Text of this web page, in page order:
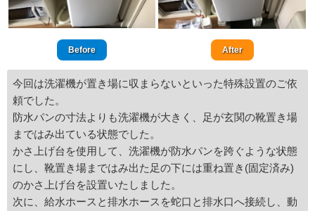
Before After
今回は洗濯機が置き場に収まらないといった特殊設置のご依
頼でした。
防水パンの寸法よりも洗濯機が大きく、足が玄関の靴置き場
まではみ出ている状態でした。
かさ上げ台を使用して、洗濯機が防水パンを跨ぐような状態
にし、靴置き場まではみ出た足の下には重ね置き(固定済み)
のかさ上げ台を設置いたしました。
次に、給水ホースと排水ホースを蛇口と排水口へ接続し、動